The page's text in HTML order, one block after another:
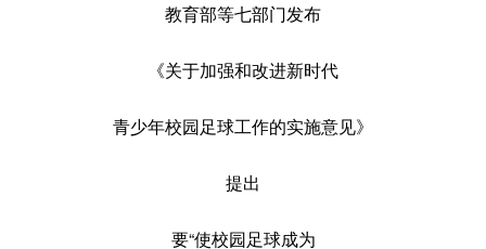
教育部等七部门发布
《关于加强和改进新时代
青少年校园足球工作的实施意见》
提出
要“使校园足球成为